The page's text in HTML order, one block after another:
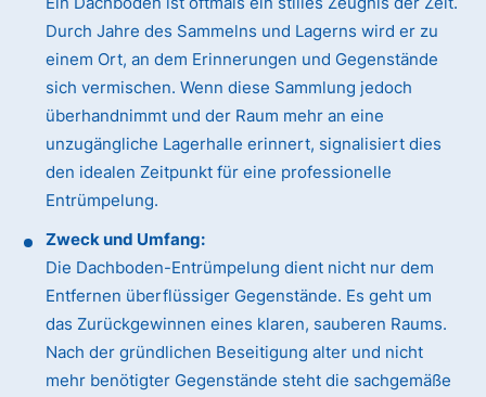
Durch Jahre des Sammelns und Lagerns wird er zu
einem Ort, an dem Erinnerungen und Gegenstände
sich vermischen. Wenn diese Sammlung jedoch
überhandnimmt und der Raum mehr an eine
unzugängliche Lagerhalle erinnert, signalisiert dies
den idealen Zeitpunkt für eine professionelle
Entrümpelung.
Zweck und Umfang:
Die Dachboden-Entrümpelung dient nicht nur dem
Entfernen überflüssiger Gegenstände. Es geht um
das Zurückgewinnen eines klaren, sauberen Raums.
Nach der gründlichen Beseitigung alter und nicht
mehr benötigter Gegenstände steht die sachgemäße